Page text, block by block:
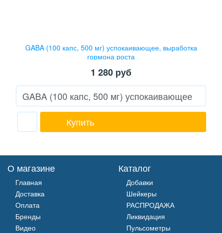
GABA (100 капс, 500 мг) успокаивающее, выработка
гормона роста
1 280 руб
Купить
О магазине
Главная
Доставка
Оплата
Бренды
Видео
Каталог
Добавки
Шейкеры
РАСПРОДАЖА
Ликвидация
Пульсометры